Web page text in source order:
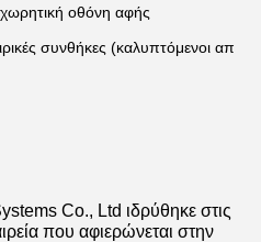
οθόνη αφής
συνθήκες (καλυπτόμενοι από
Co., Ltd ιδρύθηκε στις
που αφιερώνεται στην